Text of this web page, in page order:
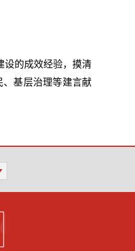
设的成效经验，摸清
、基层治理等建言献